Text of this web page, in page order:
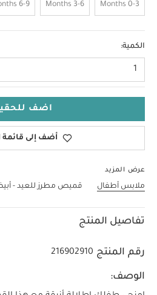
0-3 Months
3-6 Months
6-9 Months
الكمية:
1
اضف
أضف إلى قائمة
عرض المزيد
ملابس أطفال قميص مطرز للعيد -
تفاصيل المنتج
رقم المنتج 216902910
الوصف: